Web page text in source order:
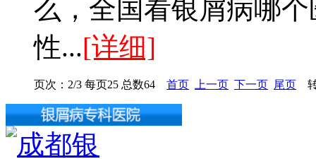
么，全国看银屑病哪
性...[详细]
页次：2/3 每页25 总数64 首页 上一页 下一页 尾页